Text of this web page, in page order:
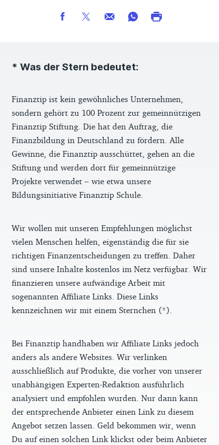
* Was der Stern bedeutet:
Finanztip ist kein gewöhnliches Unternehmen,
sondern gehört zu 100 Prozent zur gemeinnützigen
Finanztip Stiftung. Die hat den Auftrag, die
Finanzbildung in Deutschland zu fördern. Alle
Gewinne, die Finanztip ausschüttet, gehen an die
Stiftung und werden dort für gemeinnützige
Projekte verwendet – wie etwa unsere
Bildungsinitiative Finanztip Schule.
Wir wollen mit unseren Empfehlungen möglichst
vielen Menschen helfen, eigenständig die für sie
richtigen Finanzentscheidungen zu treffen. Daher
sind unsere Inhalte kostenlos im Netz verfügbar. Wir
finanzieren unsere aufwändige Arbeit mit
sogenannten Affiliate Links. Diese Links
kennzeichnen wir mit einem Sternchen (*).
Bei Finanztip handhaben wir Affiliate Links jedoch
anders als andere Websites. Wir verlinken
ausschließlich auf Produkte, die vorher von unserer
unabhängigen Experten-Redaktion ausführlich
analysiert und empfohlen wurden. Nur dann kann
der entsprechende Anbieter einen Link zu diesem
Angebot setzen lassen. Geld bekommen wir, wenn
Du auf einen solchen Link klickst oder beim Anbieter